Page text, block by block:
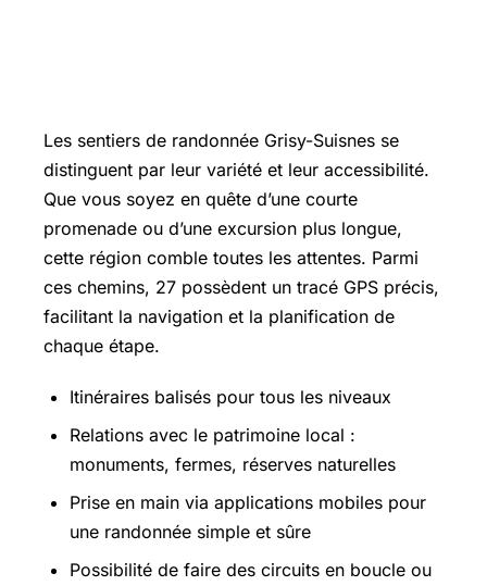
Les sentiers de randonnée Grisy-Suisnes se
distinguent par leur variété et leur accessibilité.
Que vous soyez en quête d’une courte
promenade ou d’une excursion plus longue,
cette région comble toutes les attentes. Parmi
ces chemins, 27 possèdent un tracé GPS précis,
facilitant la navigation et la planification de
chaque étape.
Itinéraires balisés pour tous les niveaux
Relations avec le patrimoine local :
monuments, fermes, réserves naturelles
Prise en main via applications mobiles pour
une randonnée simple et sûre
Possibilité de faire des circuits en boucle ou